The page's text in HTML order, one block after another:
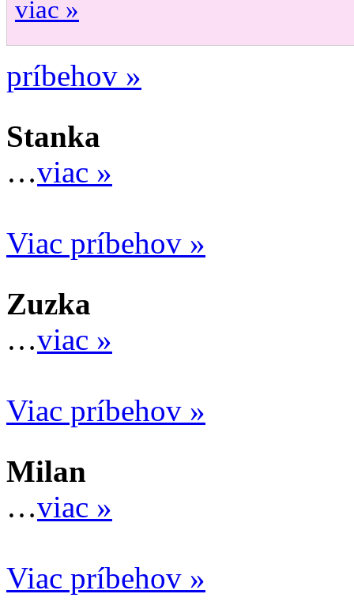
viac »
príbehov »
Stanka
…viac »
Viac príbehov »
Zuzka
…viac »
Viac príbehov »
Milan
…viac »
Viac príbehov »